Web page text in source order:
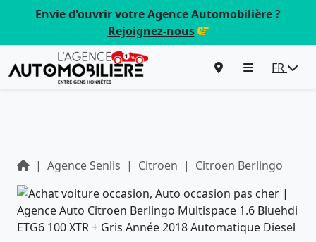
Envie d'ouvrir votre Agence Automobilière ?
Rejoignez-nous
FR
Agence Senlis Citroen Citroen Berlingo